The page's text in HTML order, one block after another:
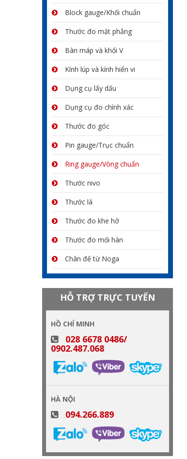
Block gauge/Khối chuẩn
Thước đo mặt phẳng
Bàn máp và khối V
Kính lúp và kính hiển vi
Dụng cụ lấy dấu
Dụng cụ đo chính xác
Thước đo góc
Pin gauge/Trục chuẩn
Ring gauge/Vòng chuẩn
Thước nivo
Thước lá
Thước đo khe hở
Thước đo mối hàn
Chân đế từ Noga
HỖ TRỢ TRỰC TUYẾN
HỒ CHÍ MINH
028 6678 0486/
0902.487.068
HÀ NỘI
094.266.889